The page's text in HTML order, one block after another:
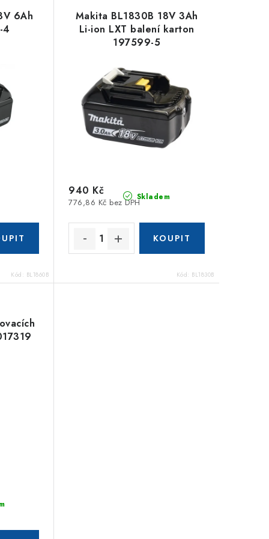
6Ah
4
Kód: BL1860B
Makita BL1830B 18V 3Ah
Li-ion LXT balení karton
197599-5
Skladem
776,86 Kč bez DPH
940 Kč
Kód: BL1830B